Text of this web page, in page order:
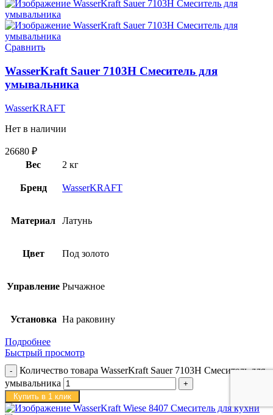
Сравнить
WasserKraft Sauer 7103H Смеситель для
умывальника
WasserKRAFT
Нет в наличии
26680 ₽
Вес
2 кг
Бренд WasserKRAFT
Материал Латунь
Цвет Под золото
Управление Рычажное
Установка На раковину
Подробнее
Быстрый просмотр
Количество товара WasserKraft Sauer 7103H Смеситель для
умывальника
Купить в 1 клик